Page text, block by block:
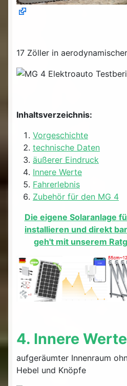
17 Zöller in
Inhaltsverzeichnis:
Vorgeschichte
technische Daten
äußerer Eindruck
Innere Werte
Fahrerlebnis
Zubehör für den MG 4
Die eigene Solaranlage
installieren und direkt
geh't mit unserem
4. Innere Werte
aufgeräumter Innenraum
Hebel und Knöpfe